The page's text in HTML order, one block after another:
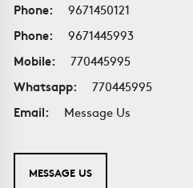
Phone:
9671450121
Phone:
9671445993
Mobile:
770445995
Whatsapp:
770445995
Email:
Message Us
MESSAGE US